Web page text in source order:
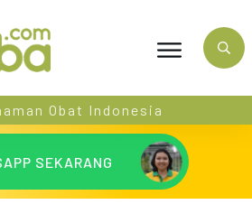
Obat Indonesia
SEKARANG